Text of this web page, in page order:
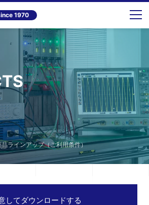
1970
品ラインアップ（ご利用条件）
してダウンロードする